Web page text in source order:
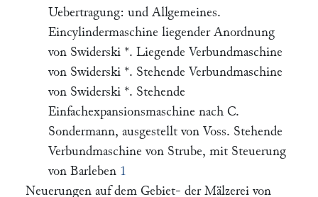
Uebertragung: und Allgemeines.
Eincylindermaschine liegender Anordnung
von Swiderski *. Liegende Verbundmaschine
von Swiderski *. Stehende Verbundmaschine
von Swiderski *. Stehende
Einfachexpansionsmaschine nach C.
Sondermann, ausgestellt von Voss. Stehende
Verbundmaschine von Strube, mit Steuerung
von Barleben 1
Neuerungen auf dem Gebiet- der Mälzerei von